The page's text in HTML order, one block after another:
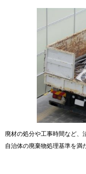
廃材の処分や工事時間など、
自治体の廃棄物処理基準を満